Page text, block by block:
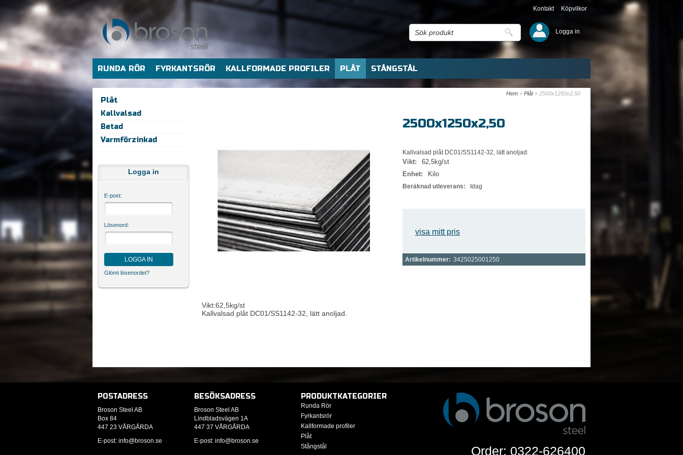
Kontakt Köpvilkor
Logga in
RUNDA RÖR FYRKANTSRÖR KALLFORMADE PROFILER PLÅT STÅNGSTÅL
Plåt
Kallvalsad
Betad
Varmförzinkad
Logga in
E-post:
Lösenord:
LOGGA IN
Glömt lösenordet?
Hem » Plåt» 2500x1250x2,50
2500x1250x2,50
Kallvalsad plåt DC01/SS1142-32, lätt anoljad.
Vikt:
62,5kg/st
Enhet:
Kilo
Beräknad utleverans: Idag
visa mitt pris
Artikelnummer: 3425025001250
Vikt:62,5kg/st
Kallvalsad plåt DC01/SS1142-32, lätt anoljad.
POSTADRESS
Broson Steel AB
Box 84
447 23 VÅRGÅRDA
E-post: info@broson.se
BESÖKSADRESS
Broson Steel AB
Lindbladsvägen 1A
447 37 VÅRGÅRDA
E-post: info@broson.se
PRODUKTKATEGORIER
Runda Rör
Fyrkantsrör
Kallformade profiler
Plåt
Stångstål
Order: 0322-626400